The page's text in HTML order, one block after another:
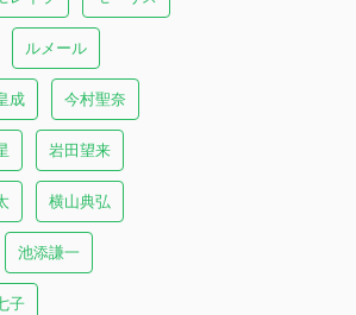
ルメール
成 今村聖奈
岩田望来
横山典弘
池添謙一
子